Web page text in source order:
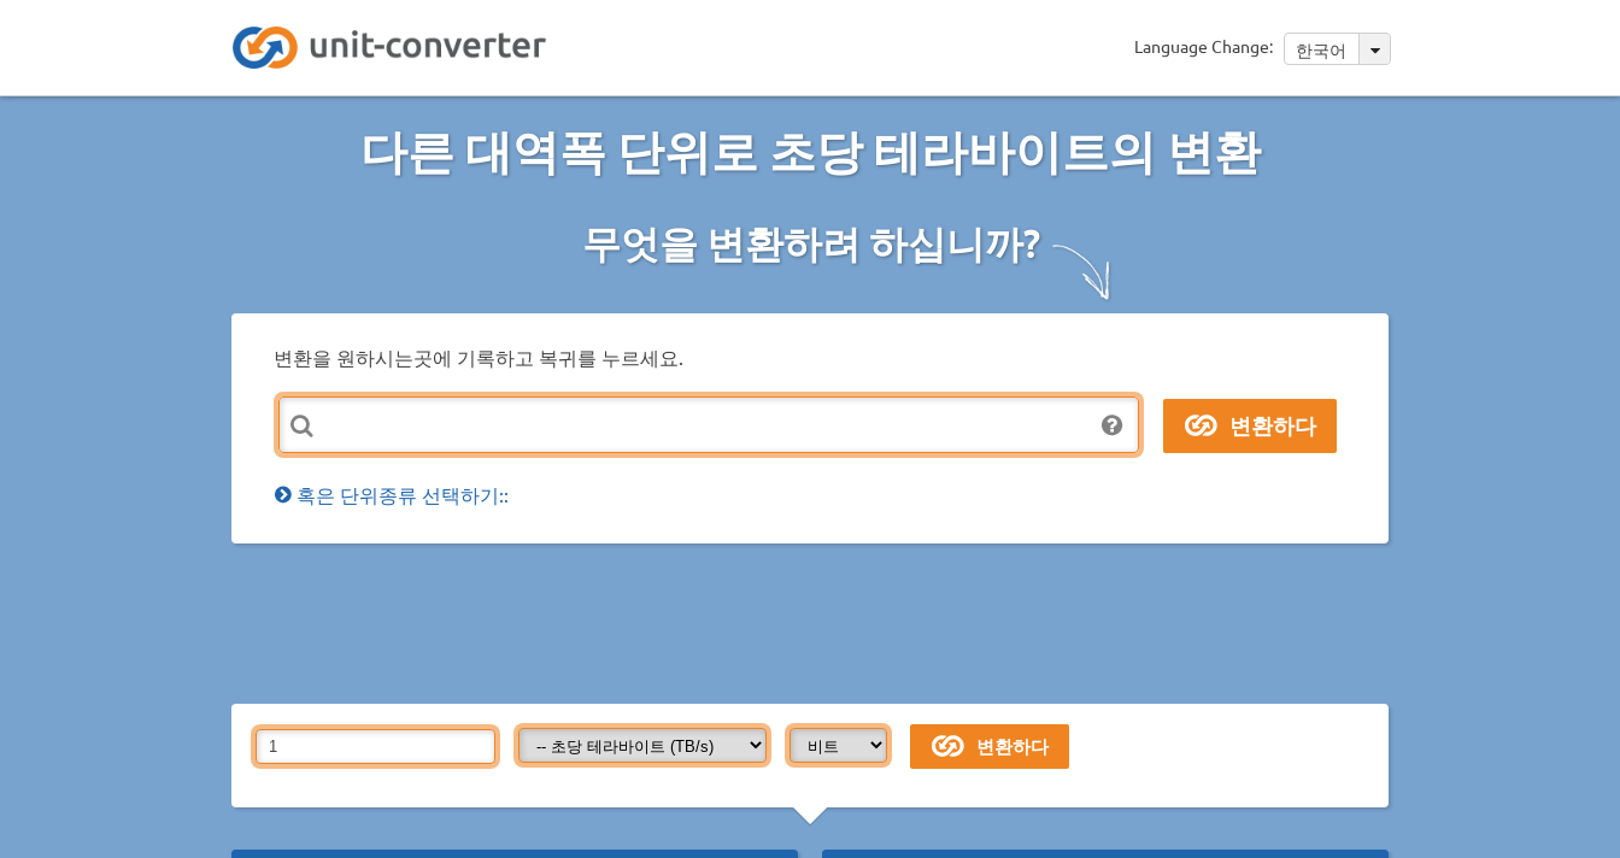
Language Change: 한국어
다른 대역폭 단위로 초당 테라바이트의 변환
무엇을 변환하려 하십니까?
변환을 원하시는곳에 기록하고 복귀를 누르세요.
혹은 단위종류 선택하기::